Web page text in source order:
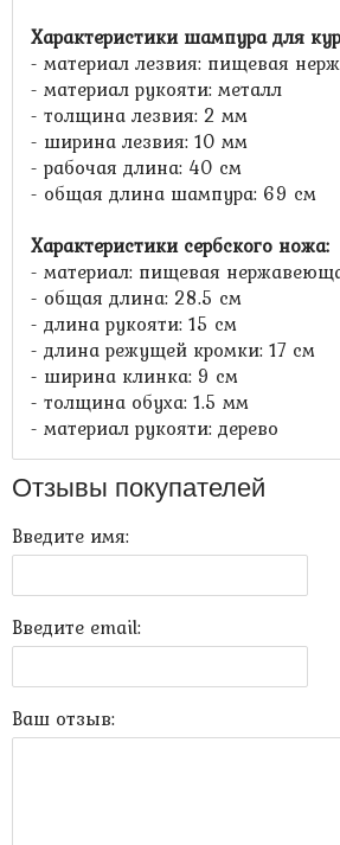
Характеристики шампура для
- материал лезвия: пищевая
- материал рукояти: металл
- толщина лезвия: 2 мм
- ширина лезвия: 10 мм
- рабочая длина: 40 см
- общая длина шампура: 69 см
Характеристики сербского ножа:
- материал: пищевая
- общая длина: 28.5 см
- длина рукояти: 15 см
- длина режущей кромки: 17 см
- ширина клинка: 9 см
- толщина обуха: 1.5 мм
- материал рукояти: дерево
Отзывы покупателей
Введите имя:
Введите email:
Ваш отзыв: